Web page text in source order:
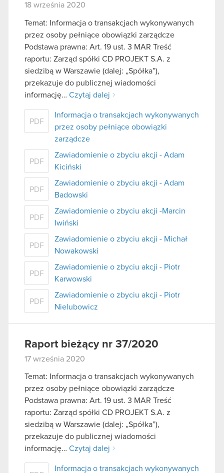
18 września 2020
Temat: Informacja o transakcjach wykonywanych
przez osoby pełniące obowiązki zarządcze
Podstawa prawna: Art. 19 ust. 3 MAR Treść
raportu: Zarząd spółki CD PROJEKT S.A. z
siedzibą w Warszawie (dalej: „Spółka”),
przekazuje do publicznej wiadomości
informację… Czytaj dalej
PDF
Informacja o transakcjach wykonywanych
przez osoby pełniące obowiązki
zarządcze
PDF
Zawiadomienie o zbyciu akcji - Adam
Kiciński
PDF
Zawiadomienie o zbyciu akcji - Adam
Badowski
PDF
Zawiadomienie o zbyciu akcji -Marcin
Iwiński
PDF
Zawiadomienie o zbyciu akcji - Michał
Nowakowski
PDF
Zawiadomienie o zbyciu akcji - Piotr
Karwowski
PDF
Zawiadomienie o zbyciu akcji - Piotr
Nielubowicz
Raport bieżący nr 37/2020
17 września 2020
Temat: Informacja o transakcjach wykonywanych
przez osoby pełniące obowiązki zarządcze
Podstawa prawna: Art. 19 ust. 3 MAR Treść
raportu: Zarząd spółki CD PROJEKT S.A. z
siedzibą w Warszawie (dalej: „Spółka”),
przekazuje do publicznej wiadomości
informację… Czytaj dalej
Informacja o transakcjach wykonywanych